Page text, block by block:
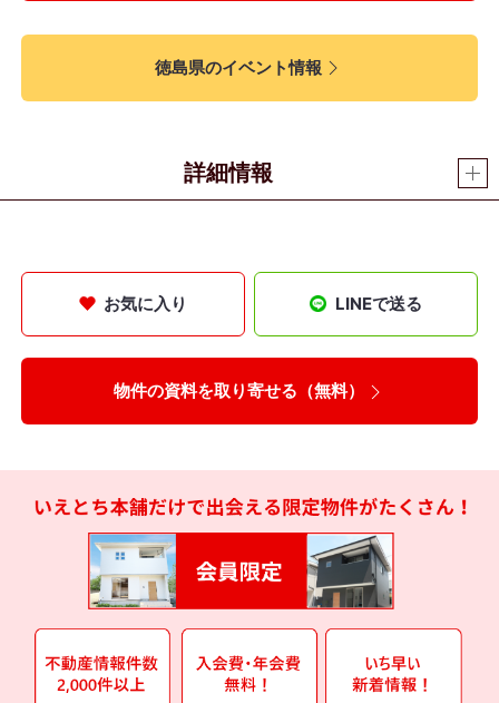
徳島県のイベント情報
詳細情報
お気に入り LINEで送る
物件の資料を取り寄せる（無料）